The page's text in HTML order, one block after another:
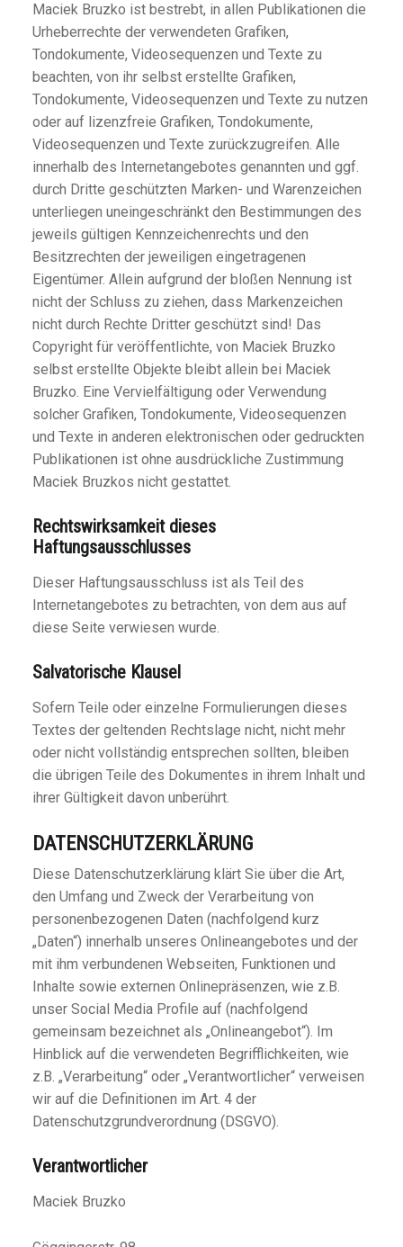
Maciek Bruzko ist bestrebt, in allen Publikationen die
Urheberrechte der verwendeten Grafiken,
Tondokumente, Videosequenzen und Texte zu
beachten, von ihr selbst erstellte Grafiken,
Tondokumente, Videosequenzen und Texte zu nutzen
oder auf lizenzfreie Grafiken, Tondokumente,
Videosequenzen und Texte zurückzugreifen. Alle
innerhalb des Internetangebotes genannten und ggf.
durch Dritte geschützten Marken- und Warenzeichen
unterliegen uneingeschränkt den Bestimmungen des
jeweils gültigen Kennzeichenrechts und den
Besitzrechten der jeweiligen eingetragenen
Eigentümer. Allein aufgrund der bloßen Nennung ist
nicht der Schluss zu ziehen, dass Markenzeichen
nicht durch Rechte Dritter geschützt sind! Das
Copyright für veröffentlichte, von Maciek Bruzko
selbst erstellte Objekte bleibt allein bei Maciek
Bruzko. Eine Vervielfältigung oder Verwendung
solcher Grafiken, Tondokumente, Videosequenzen
und Texte in anderen elektronischen oder gedruckten
Publikationen ist ohne ausdrückliche Zustimmung
Maciek Bruzkos nicht gestattet.
Rechtswirksamkeit dieses
Haftungsausschlusses
Dieser Haftungsausschluss ist als Teil des
Internetangebotes zu betrachten, von dem aus auf
diese Seite verwiesen wurde.
Salvatorische Klausel
Sofern Teile oder einzelne Formulierungen dieses
Textes der geltenden Rechtslage nicht, nicht mehr
oder nicht vollständig entsprechen sollten, bleiben
die übrigen Teile des Dokumentes in ihrem Inhalt und
ihrer Gültigkeit davon unberührt.
DATENSCHUTZERKLÄRUNG
Diese Datenschutzerklärung klärt Sie über die Art,
den Umfang und Zweck der Verarbeitung von
personenbezogenen Daten (nachfolgend kurz
„Daten“) innerhalb unseres Onlineangebotes und der
mit ihm verbundenen Webseiten, Funktionen und
Inhalte sowie externen Onlinepräsenzen, wie z.B.
unser Social Media Profile auf (nachfolgend
gemeinsam bezeichnet als „Onlineangebot“). Im
Hinblick auf die verwendeten Begrifflichkeiten, wie
z.B. „Verarbeitung“ oder „Verantwortlicher“ verweisen
wir auf die Definitionen im Art. 4 der
Datenschutzgrundverordnung (DSGVO).
Verantwortlicher
Maciek Bruzko